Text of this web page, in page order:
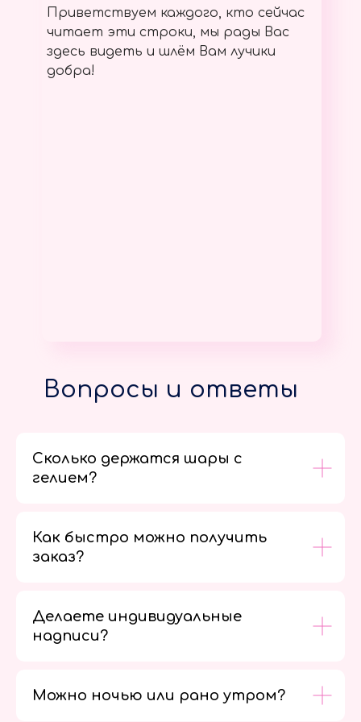
Приветствуем каждого, кто сейчас
читает эти строки, мы рады Вас
здесь видеть и шлём Вам лучики
добра!
Вопросы и ответы
Сколько держатся шары с
гелием?
Как быстро можно получить
заказ?
Делаете индивидуальные
надписи?
Можно ночью или рано утром?